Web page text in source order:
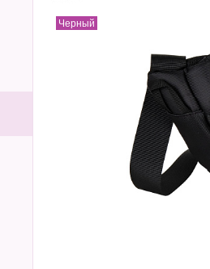
Черный